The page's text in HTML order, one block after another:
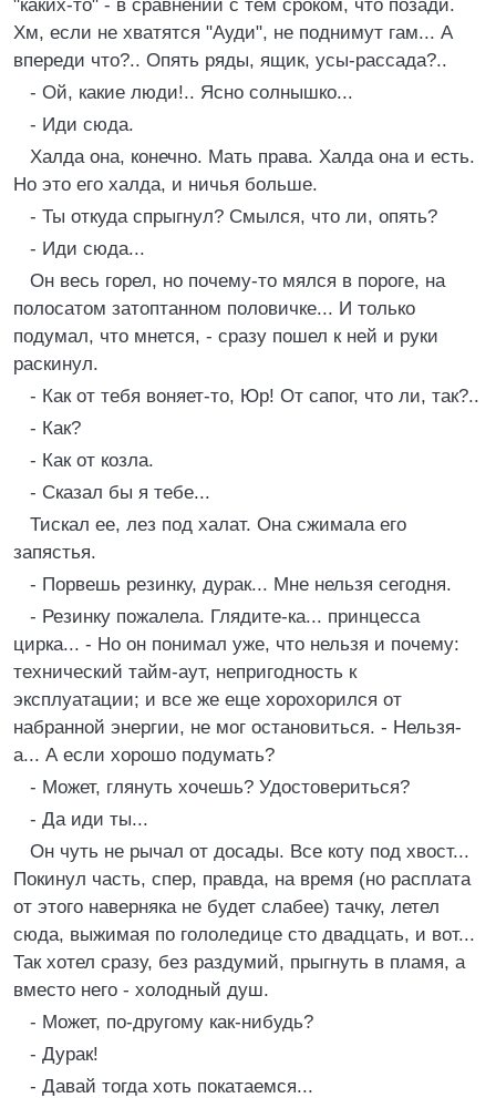
"каких-то" - в сравнении с тем сроком, что позади.
Хм, если не хватятся "Ауди", не поднимут гам... А
впереди что?.. Опять ряды, ящик, усы-рассада?..
- Ой, какие люди!.. Ясно солнышко...
- Иди сюда.
Халда она, конечно. Мать права. Халда она и есть.
Но это его халда, и ничья больше.
- Ты откуда спрыгнул? Смылся, что ли, опять?
- Иди сюда...
Он весь горел, но почему-то мялся в пороге, на
полосатом затоптанном половичке... И только
подумал, что мнется, - сразу пошел к ней и руки
раскинул.
- Как от тебя воняет-то, Юр! От сапог, что ли, так?..
- Как?
- Как от козла.
- Сказал бы я тебе...
Тискал ее, лез под халат. Она сжимала его
запястья.
- Порвешь резинку, дурак... Мне нельзя сегодня.
- Резинку пожалела. Глядите-ка... принцесса
цирка... - Но он понимал уже, что нельзя и почему:
технический тайм-аут, непригодность к
эксплуатации; и все же еще хорохорился от
набранной энергии, не мог остановиться. - Нельзя-
а... А если хорошо подумать?
- Может, глянуть хочешь? Удостовериться?
- Да иди ты...
Он чуть не рычал от досады. Все коту под хвост...
Покинул часть, спер, правда, на время (но расплата
от этого наверняка не будет слабее) тачку, летел
сюда, выжимая по гололедице сто двадцать, и вот...
Так хотел сразу, без раздумий, прыгнуть в пламя, а
вместо него - холодный душ.
- Может, по-другому как-нибудь?
- Дурак!
- Давай тогда хоть покатаемся...